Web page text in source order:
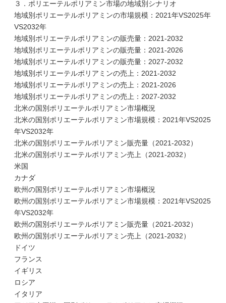
３．ポリエーテルポリアミン市場の地域別シナリオ
地域別ポリエーテルポリアミンの市場規模：2021年VS2025年
VS2032年
地域別ポリエーテルポリアミンの販売量：2021-2032
地域別ポリエーテルポリアミンの販売量：2021-2026
地域別ポリエーテルポリアミンの販売量：2027-2032
地域別ポリエーテルポリアミンの売上：2021-2032
地域別ポリエーテルポリアミンの売上：2021-2026
地域別ポリエーテルポリアミンの売上：2027-2032
北米の国別ポリエーテルポリアミン市場概況
北米の国別ポリエーテルポリアミン市場規模：2021年VS2025
年VS2032年
北米の国別ポリエーテルポリアミン販売量（2021-2032）
北米の国別ポリエーテルポリアミン売上（2021-2032）
米国
カナダ
欧州の国別ポリエーテルポリアミン市場概況
欧州の国別ポリエーテルポリアミン市場規模：2021年VS2025
年VS2032年
欧州の国別ポリエーテルポリアミン販売量（2021-2032）
欧州の国別ポリエーテルポリアミン売上（2021-2032）
ドイツ
フランス
イギリス
ロシア
イタリア